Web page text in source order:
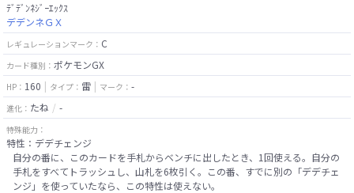
ﾃﾞﾃﾞﾝﾈｼﾞｰｴｯｸｽ
デデンネＧＸ
レギュレーションマーク： C
カード種別： ポケモンGX
HP： 160 タイプ： 雷 マーク： -
進化： たね -
特殊能力：
特性：デデチェンジ
自分の番に、このカードを手札からベンチに出したとき、1回使える。自分の
手札をすべてトラッシュし、山札を6枚引く。この番、すでに別の「デデチェ
ンジ」を使っていたなら、この特性は使えない。